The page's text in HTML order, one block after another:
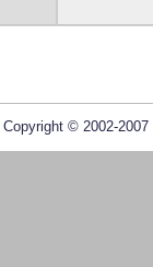
Copyright © 2002-2007